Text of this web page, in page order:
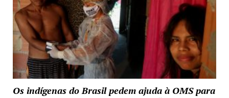
Os indígenas do Brasil pedem ajuda à OMS para